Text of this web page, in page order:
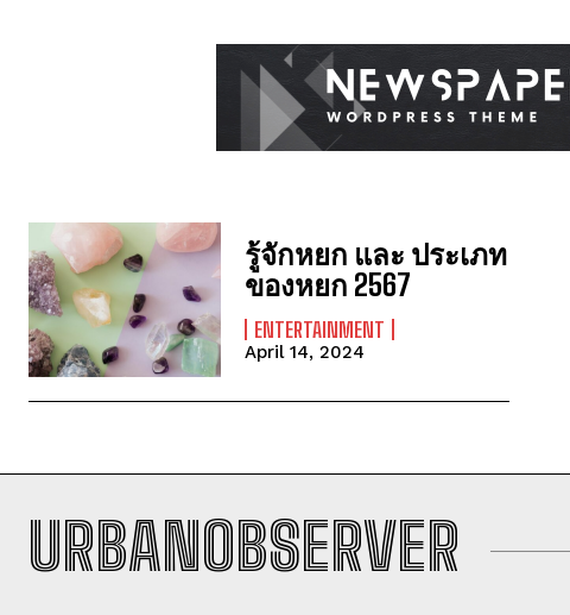
รู้จักหยก และ ประเภท
ของหยก 2567
ENTERTAINMENT
April 14, 2024
URBANOBSERVER